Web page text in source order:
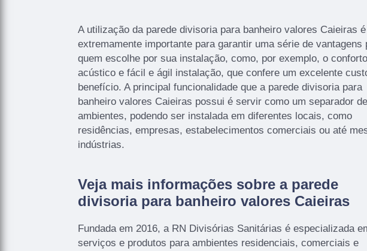
A utilização da parede divisoria para banheiro valores Caieiras é
extremamente importante para garantir uma série de vantagens
quem escolhe por sua instalação, como, por exemplo, o conforto
acústico e fácil e ágil instalação, que confere um excelente
benefício. A principal funcionalidade que a parede divisoria para
banheiro valores Caieiras possui é servir como um separador de
ambientes, podendo ser instalada em diferentes locais, como
residências, empresas, estabelecimentos comerciais ou até
indústrias.
Veja mais informações sobre a parede
divisoria para banheiro valores Caieiras
Fundada em 2016, a RN Divisórias Sanitárias é especializada
serviços e produtos para ambientes residenciais, comerciais e